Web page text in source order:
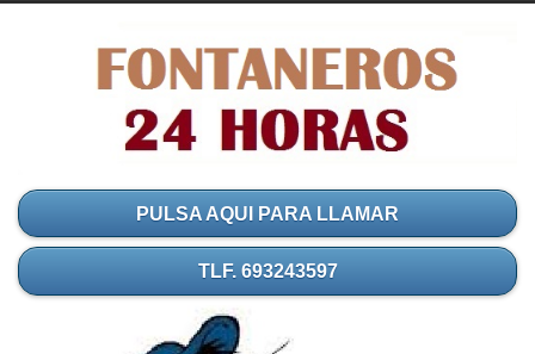
PULSA AQUI PARA LLAMAR
TLF. 693243597